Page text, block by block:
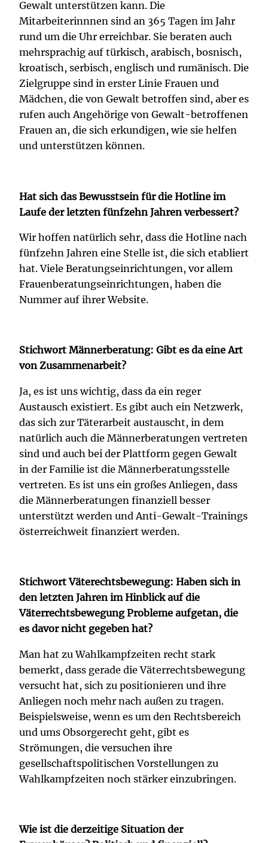
Gewalt unterstützen kann. Die
Mitarbeiterinnnen sind an 365 Tagen im Jahr
rund um die Uhr erreichbar. Sie beraten auch
mehrsprachig auf türkisch, arabisch, bosnisch,
kroatisch, serbisch, englisch und rumänisch. Die
Zielgruppe sind in erster Linie Frauen und
Mädchen, die von Gewalt betroffen sind, aber es
rufen auch Angehörige von Gewalt-betroffenen
Frauen an, die sich erkundigen, wie sie helfen
und unterstützen können.
Hat sich das Bewusstsein für die Hotline im
Laufe der letzten fünfzehn Jahren verbessert?
Wir hoffen natürlich sehr, dass die Hotline nach
fünfzehn Jahren eine Stelle ist, die sich etabliert
hat. Viele Beratungseinrichtungen, vor allem
Frauenberatungseinrichtungen, haben die
Nummer auf ihrer Website.
Stichwort Männerberatung: Gibt es da eine Art
von Zusammenarbeit?
Ja, es ist uns wichtig, dass da ein reger
Austausch existiert. Es gibt auch ein Netzwerk,
das sich zur Täterarbeit austauscht, in dem
natürlich auch die Männerberatungen vertreten
sind und auch bei der Plattform gegen Gewalt
in der Familie ist die Männerberatungsstelle
vertreten. Es ist uns ein großes Anliegen, dass
die Männerberatungen finanziell besser
unterstützt werden und Anti-Gewalt-Trainings
österreichweit finanziert werden.
Stichwort Väterechtsbewegung: Haben sich in
den letzten Jahren im Hinblick auf die
Väterrechtsbewegung Probleme aufgetan, die
es davor nicht gegeben hat?
Man hat zu Wahlkampfzeiten recht stark
bemerkt, dass gerade die Väterrechtsbewegung
versucht hat, sich zu positionieren und ihre
Anliegen noch mehr nach außen zu tragen.
Beispielsweise, wenn es um den Rechtsbereich
und ums Obsorgerecht geht, gibt es
Strömungen, die versuchen ihre
gesellschaftspolitischen Vorstellungen zu
Wahlkampfzeiten noch stärker einzubringen.
Wie ist die derzeitige Situation der